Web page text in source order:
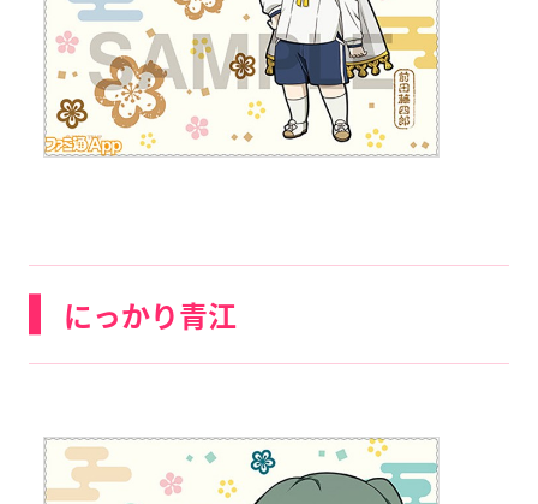
にっかり青江